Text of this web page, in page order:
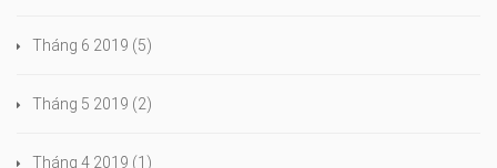
Tháng 6 2019 (5)
Tháng 5 2019 (2)
Tháng 4 2019 (1)